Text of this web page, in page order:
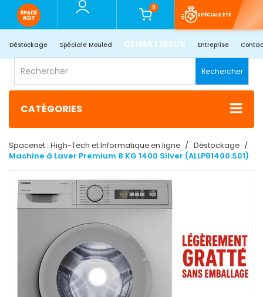
0
SPÉCIALE ÉTÉ
Déstockage Spéciale Mouled CLIMATISEUR Entreprise
Rechercher
CATÉGORIES
Spacenet : High-Tech et Informatique en ligne
Déstockage
Machine à Laver Premium 8 KG 1400 Silver (ALLP81400.S01)